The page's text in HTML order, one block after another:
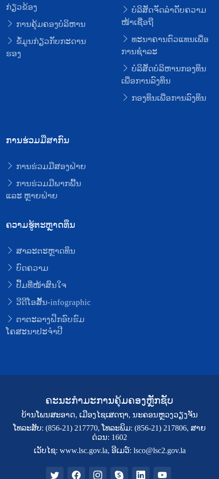
ກ່ຽວຂ້ອງ
ການຄຸ້ມຄອງບໍລິຫານ
ຂໍ້ມູນກ່ຽວກັບກະດານ
ຮອງ
ບໍລິສັດຈັດລໍາດັບຄວາມ
ໜ້າເຊື່ອຖື
ທະນາຄານຕົວແທນເພື່ອ
ການຊໍາລະ
ບໍລິສັດບໍລິຫານກອງທຶນ
ເພື່ອການລົງທຶນ
ກອງທຶນເພື່ອການລົງທຶນ
ການຮ່ວມມືສາກົນ
ການຮ່ວມມືສອງຝ່າຍ
ການຮ່ວມມືພາກພື້ນ
ແລະ ຫຼາຍຝ່າຍ
ຄວາມຮູ້ຕະຫຼາດທຶນ
ສາລະຕະຫຼາດທຶນ
ບົດຄວາມ
ປຶ້ມທີ່ໜ້າສົນໃຈ
ວີດີໂອສັ້ນ-infographic
ຕາຕະລາງຝຶກອົບຮົມ
ໂຄສະນາປະຈຳປີ
ຄະນະກຳມະການຄຸ້ມຄອງຫຼັກຊັບ
ບ້ານໂພນສະອາດ, ເມືອງໄຊເສດຖາ, ນະຄອນຫຼວງວຽງຈັນ
ໂທລະສັບ: (856-21) 217770, ໂທລະພິມ: (856-21) 217806, ສາຍ
ດ່ວນ: 1602
ເວັບໄຊ: www.lsc.gov.la, ອີເມວ໌: lsco@lsc2.gov.la